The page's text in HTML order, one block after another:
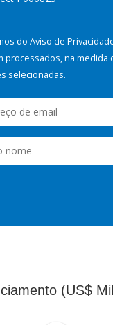
do Aviso de
processados, na medida
selecionadas.
(US$